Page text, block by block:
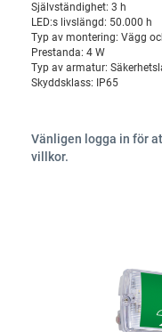
Självständighet: 3 h
LED:s livslängd: 50.000 h
Typ av montering: Vägg
Prestanda: 4 W
Typ av armatur:
Skyddsklass:
IP65
Vänligen logga in för
villkor.